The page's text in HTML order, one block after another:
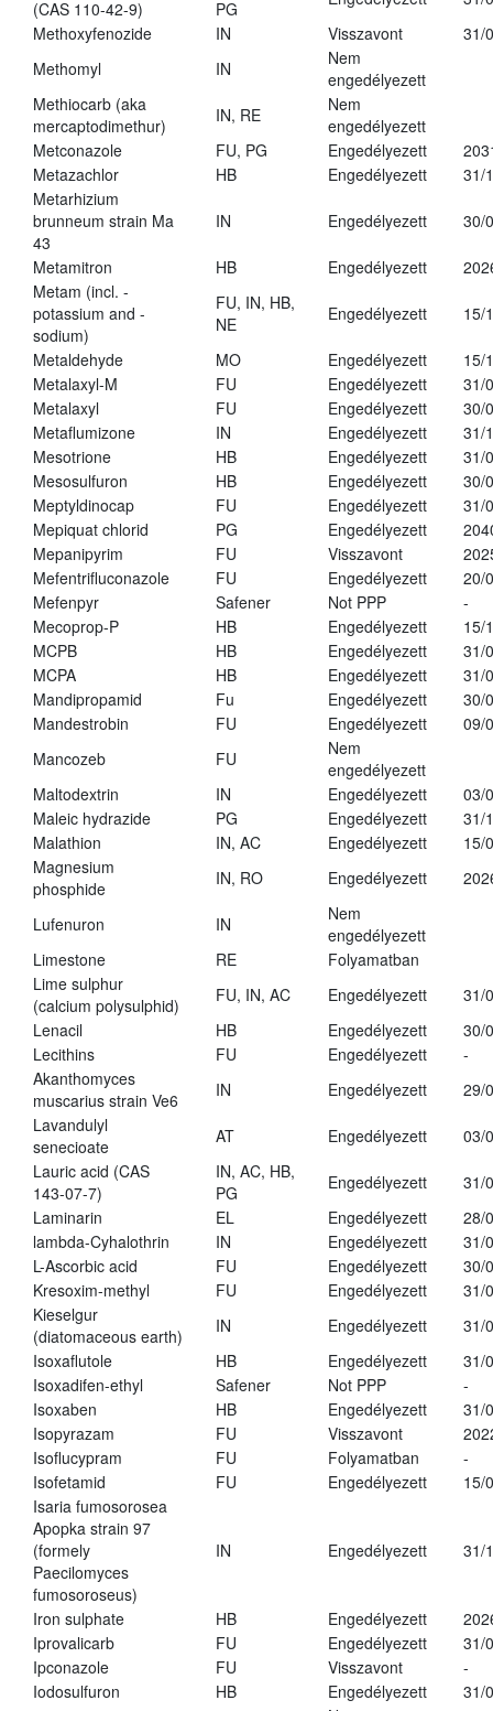
(CAS 110-42-9)
PG
Methoxyfenozide
IN Visszavont
31/
Methomyl
IN
Nem
engedélyezett
Methiocarb (aka
mercaptodimethur)
IN, RE
Nem
engedélyezett
Metconazole
FU, PG Engedélyezett
Metazachlor
HB Engedélyezett
31/
Metarhizium
brunneum strain Ma
43
IN Engedélyezett 30/
Metamitron HB Engedélyezett
Metam (incl. -
potassium and -
sodium)
FU, IN, HB,
NE
Engedélyezett 15/
Metaldehyde MO Engedélyezett
15/
Metalaxyl-M
FU Engedélyezett
31/
Metalaxyl
FU Engedélyezett
30/
Metaflumizone
IN Engedélyezett
31/
Mesotrione
HB Engedélyezett
31/
Mesosulfuron
HB Engedélyezett
30/
Meptyldinocap
FU Engedélyezett
31/
Mepiquat chlorid
PG Engedélyezett
Mepanipyrim
FU Visszavont
Mefentrifluconazole
FU Engedélyezett
20/
Mefenpyr
Safener Not PPP
-
Mecoprop-P
HB Engedélyezett
15/
MCPB
HB Engedélyezett
31/
MCPA
HB Engedélyezett
31/
Mandipropamid
Fu Engedélyezett
30/
Mandestrobin
FU Engedélyezett
09/
Mancozeb
FU
Nem
engedélyezett
Maltodextrin
IN Engedélyezett
03/
Maleic hydrazide
PG Engedélyezett
31/
Malathion
IN, AC Engedélyezett
15/
Magnesium
phosphide
IN, RO Engedélyezett
Lufenuron IN
Nem
engedélyezett
Limestone
RE
Folyamatban
Lime sulphur
(calcium polysulphid)
FU, IN, AC Engedélyezett
31/
Lenacil
HB Engedélyezett
30/
Lecithins
FU Engedélyezett
-
Akanthomyces
muscarius strain Ve6
IN Engedélyezett
29/
Lavandulyl
senecioate
AT Engedélyezett
03/
Lauric acid (CAS
143-07-7)
IN, AC, HB,
PG
Engedélyezett
31/
Laminarin
EL Engedélyezett
28/
lambda-Cyhalothrin
IN Engedélyezett
31/
L-Ascorbic acid
FU Engedélyezett
30/
Kresoxim-methyl
FU Engedélyezett
31/
Kieselgur
(diatomaceous earth)
IN Engedélyezett
31/
Isoxaflutole
HB Engedélyezett
31/
Isoxadifen-ethyl
Safener Not PPP
-
Isoxaben
HB Engedélyezett
31/
Isopyrazam
FU Visszavont
Isoflucypram
FU Folyamatban
-
Isofetamid
FU Engedélyezett
15/
Isaria fumosorosea
Apopka strain 97
(formely
Paecilomyces
fumosoroseus)
IN Engedélyezett 31/
Iron sulphate HB Engedélyezett
Iprovalicarb
FU Engedélyezett
31/
Ipconazole
FU Visszavont
-
Iodosulfuron
HB Engedélyezett
31/